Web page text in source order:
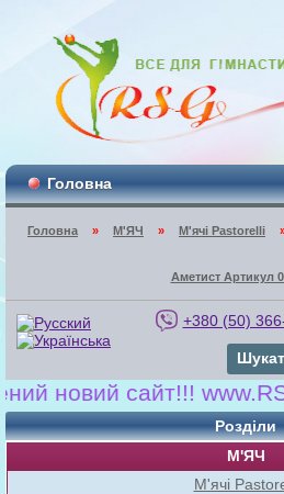
Головна
Головна » М'ЯЧ » М'ячі Pastorelli
Аметист Артикул
+380 (50)
новий сайт!!!
Розділи
М'ЯЧ
М'ячі